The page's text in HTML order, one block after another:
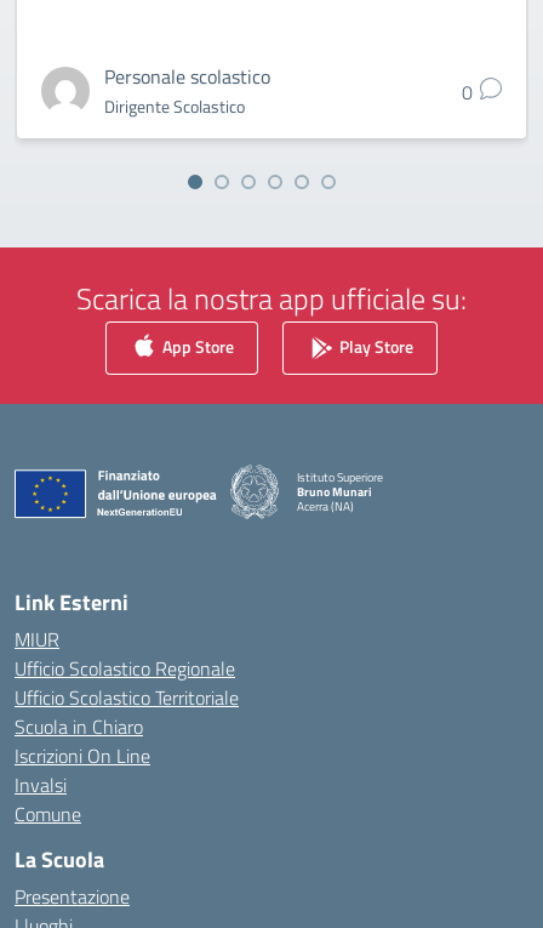
Personale scolastico
Dirigente Scolastico 0
Scarica la nostra app ufficiale su:
App Store Play Store
Istituto Superiore
Bruno Munari
Acerra (NA)
Link Esterni
MIUR
Ufficio Scolastico Regionale
Ufficio Scolastico Territoriale
Scuola in Chiaro
Iscrizioni On Line
Invalsi
Comune
La Scuola
Presentazione